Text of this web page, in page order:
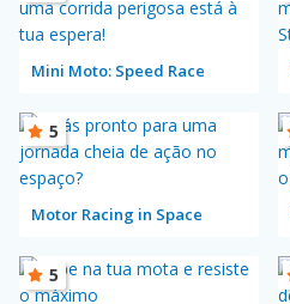
Mini Moto: Speed Race
Motor Racing in Space
5
5